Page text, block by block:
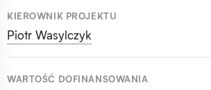
KIEROWNIK PROJEKTU
Piotr Wasylczyk
WARTOŚĆ DOFINANSOWANIA